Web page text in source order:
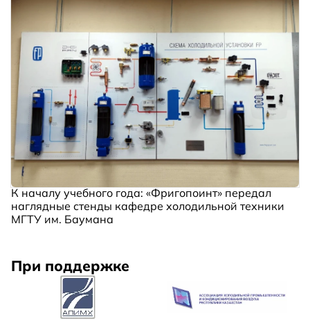
К началу учебного года: «Фригопоинт» передал
наглядные стенды кафедре холодильной техники
МГТУ им. Баумана
При поддержке